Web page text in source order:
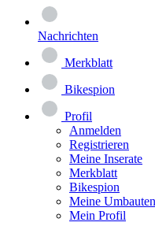
Nachrichten
Merkblatt
Bikespion
Profil
Anmelden
Registrieren
Meine Inserate
Merkblatt
Bikespion
Meine Umbauten
Mein Profil